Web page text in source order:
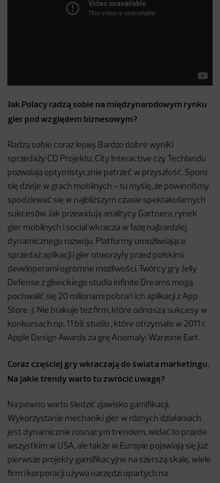
Jak Polacy radzą sobie na międzynarodowym rynku
gier pod względem biznesowym?
Radzą sobie coraz lepiej. Bardzo dobre wyniki
sprzedaży CD Projektu, City Interactive czy Techlandu
pozwalają optymistycznie patrzeć w przyszłość. Sporo
się dzieje w grach mobilnych – tu myślę, że powinniśmy
spodziewać się w najbliższym czasie spektakularnych
sukcesów. Jak przewidują analitycy Gartnera, rynek
gier mobilnych i social wkracza w fazę najbardziej
dynamicznego rozwoju. Platformy umożliwiające
sprzedaż aplikacji i gier otworzyły przed polskimi
developerami ogromne możliwości. Twórcy gry Jelly
Defense z gliwickiego studia Infinite Dreams mogą
pochwalić się 20 milionami pobrań ich aplikacji z App
Store :). Nie brakuje tez firm, które odnoszą sukcesy w
konkursach np. 11 bit studio , które otrzymało w 2011 r.
Apple Design Awards za grę Anomaly: Warzone Eart.
Coraz częściej gry wkraczają do świata marketingu.
Na jakie trendy warto tu zwrócić uwagę?
Na pewno warto śledzić zjawisko gamifikacji.
Wykorzystanie mechaniki gier w różnych działaniach
jest dynamicznie rosnącym trendem, widać to przede
wszystkim w USA, ale także w Europie pojawiają się już
pierwsze projekty gamifikacyjne na szerszą skalę, wiele
firm i korporacji używa narzędzi opartych na